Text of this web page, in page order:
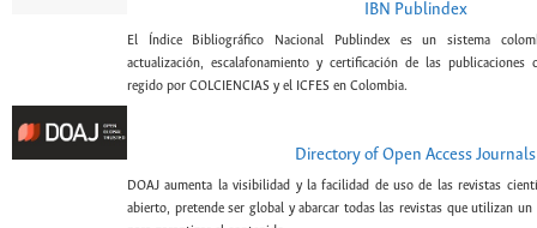
IBN Publindex
El Índice Bibliográfico Nacional Publindex es un sistema
actualización, escalafonamiento y certificación de las publicaciones
regido por COLCIENCIAS y el ICFES en Colombia.
Directory of Open Access Journals
DOAJ aumenta la visibilidad y la facilidad de uso de las revistas
abierto, pretende ser global y abarcar todas las revistas que utilizan